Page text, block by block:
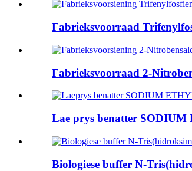
Fabrieksvoorraad
Fabrieksvoorraad 2-
Lae prys benatter
Biologiese buffer N-